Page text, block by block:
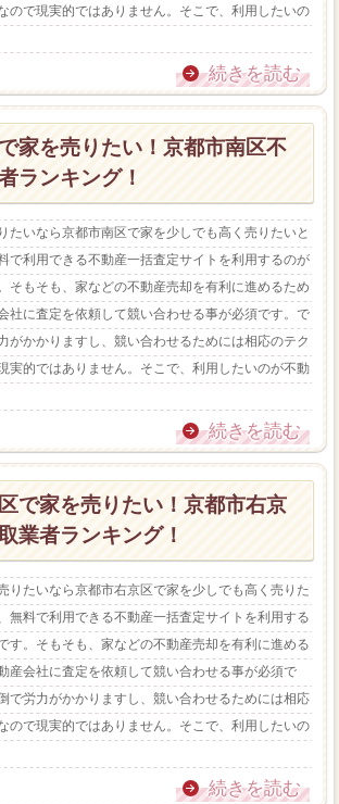
ので現実的ではありません。そこで、利用したいの
続きを読む
家を売りたい！京都市南区不
ランキング！
たいなら京都市南区で家を少しでも高く売りたいと
で利用できる不動産一括査定サイトを利用するのが
そもそも、家などの不動産売却を有利に進めるため
社に査定を依頼して競い合わせる事が必須です。で
がかかりますし、競い合わせるためには相応のテク
実的ではありません。そこで、利用したいのが不動
続きを読む
で家を売りたい！京都市右京
業者ランキング！
りたいなら京都市右京区で家を少しでも高く売りた
無料で利用できる不動産一括査定サイトを利用する
す。そもそも、家などの不動産売却を有利に進める
産会社に査定を依頼して競い合わせる事が必須で
で労力がかかりますし、競い合わせるためには相応
ので現実的ではありません。そこで、利用したいの
続きを読む